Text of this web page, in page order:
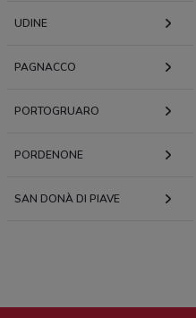
UDINE
PAGNACCO
PORTOGRUARO
PORDENONE
SAN DONÀ DI PIAVE